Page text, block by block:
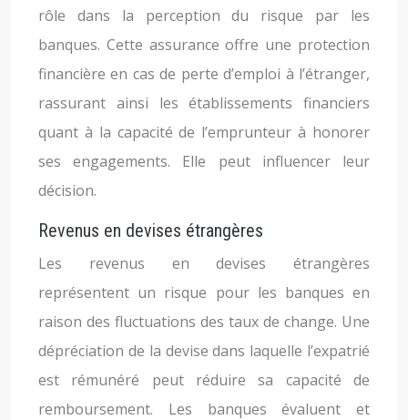
rôle dans la perception du risque par les
banques. Cette assurance offre une protection
financière en cas de perte d’emploi à l’étranger,
rassurant ainsi les établissements financiers
quant à la capacité de l’emprunteur à honorer
ses engagements. Elle peut influencer leur
décision.
Revenus en devises étrangères
Les revenus en devises étrangères
représentent un risque pour les banques en
raison des fluctuations des taux de change. Une
dépréciation de la devise dans laquelle l’expatrié
est rémunéré peut réduire sa capacité de
remboursement. Les banques évaluent et